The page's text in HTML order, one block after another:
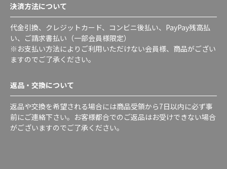
決済方法について
代金引換、クレジットカード、コンビニ後払い、PayPay残高払
い、ご請求書払い（一部会員様限定）
※お支払い方法によりご利用いただけない会員様、商品がござい
ますのでご了承ください。
返品・交換について
返品や交換を希望される場合には商品受領から7日以内に必ず事
前にご連絡下さい。お客様都合でのご返品はお受けできない場合
がございますのでご了承ください。